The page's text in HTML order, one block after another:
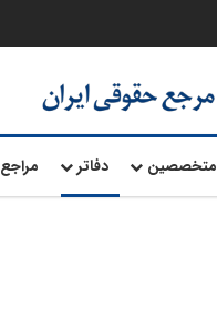
متخصصین دفاتر مراجع